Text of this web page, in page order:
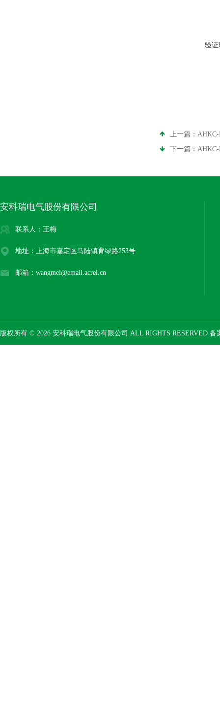
验证
上一篇： AHKC-
下一篇： AHKC-
安科瑞电气股份有限公司
联系人：王梅
地址：上海市嘉定区马陆镇育绿路253号
邮箱：wangmei@email.acrel.cn
版权所有 © 2026 安科瑞电气股份有限公司 ALL RIGHTS RESERVED 备